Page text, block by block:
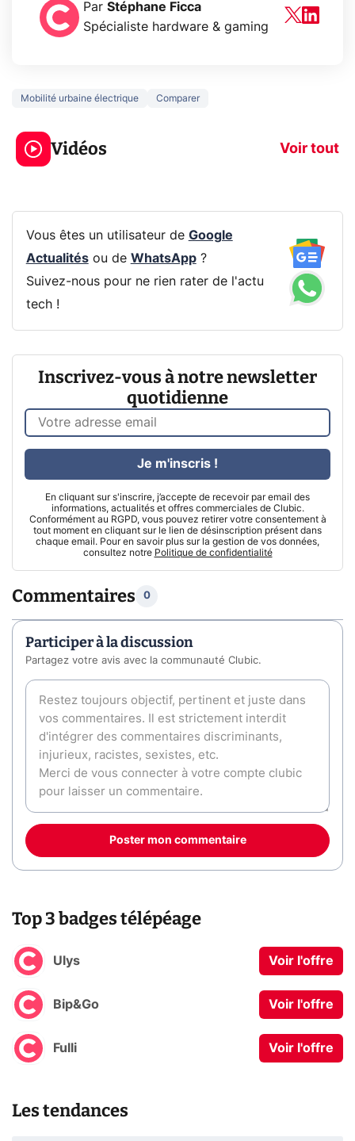
Par Stéphane Ficca
Spécialiste hardware & gaming
Mobilité urbaine électrique Comparer
Vidéos Voir tout
5 générations de
jeux dans la
prochaine Xbox !
navigation
Vous êtes un utilisateur de Google
Actualitésou de WhatsApp?
Suivez-nous pour ne rien rater de l'actu
tech !
Inscrivez-vous à notre newsletter
quotidienne
En cliquant sur s'inscrire, j’accepte de recevoir par email des
informations, actualités et offres commerciales de Clubic.
Conformément au RGPD, vous pouvez retirer votre consentement à
tout moment en cliquant sur le lien de désinscription présent dans
chaque email. Pour en savoir plus sur la gestion de vos données,
consultez notre Politique de confidentialité
Je m'inscris !
Commentaires 0
Participer à la discussion
Partagez votre avis avec la communauté Clubic.
Poster mon commentaire
Top 3 badges télépéage
Ulys Voir l'offre
Bip&Go Voir l'offre
Fulli Voir l'offre
Les tendances